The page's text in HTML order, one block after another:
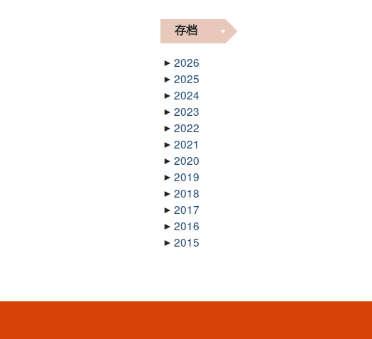
存档
2026
2025
2024
2023
2022
2021
2020
2019
2018
2017
2016
2015